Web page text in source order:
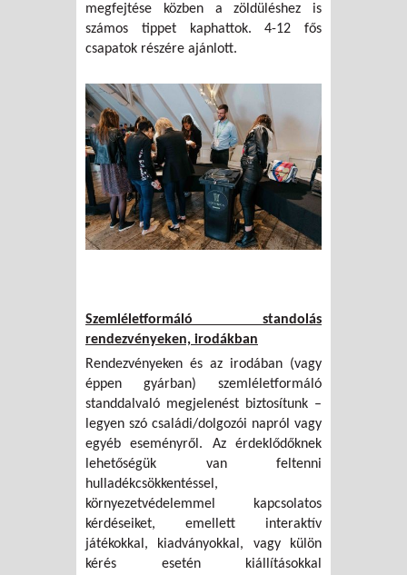
megfejtése közben a zöldüléshez is
számos tippet kaphattok. 4-12 fős
csapatok részére ajánlott.
Szemléletformáló standolás
rendezvényeken, irodákban
Rendezvényeken és az irodában (vagy
éppen gyárban) szemléletformáló
standdalvaló megjelenést biztosítunk –
legyen szó családi/dolgozói napról vagy
egyéb eseményről. Az érdeklődőknek
lehetőségük van feltenni
hulladékcsökkentéssel,
környezetvédelemmel kapcsolatos
kérdéseiket, emellett interaktív
játékokkal, kiadványokkal, vagy külön
kérés esetén kiállításokkal